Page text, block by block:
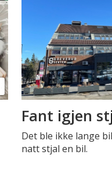
Fant igjen
Det ble ikke lange
natt stjal en bil.